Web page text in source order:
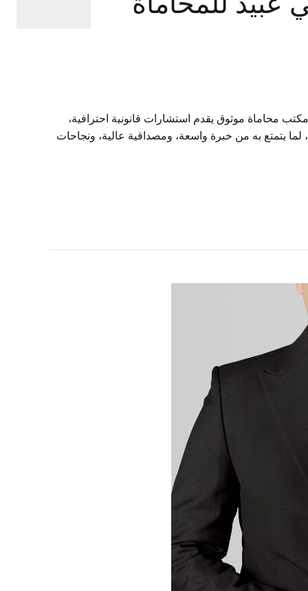
محاماة موثوق يقدم استشارات قانونية احترافية،
يتمتع به من خبرة واسعة، ومصداقية عالية، ونجاحات